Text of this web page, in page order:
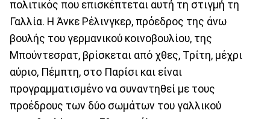
πολιτικός που επισκέπτεται αυτή τη στιγμή τη
Γαλλία. Η Άνκε Ρέλινγκερ, πρόεδρος της άνω
βουλής του γερμανικού κοινοβουλίου, της
Μπούντεσρατ, βρίσκεται από χθες, Τρίτη, μέχρι
αύριο, Πέμπτη, στο Παρίσι και είναι
προγραμματισμένο να συναντηθεί με τους
προέδρους των δύο σωμάτων του γαλλικού